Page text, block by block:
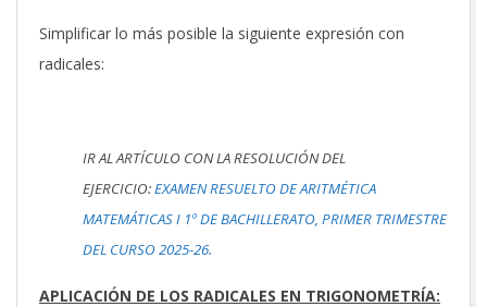
Simplificar lo más posible la siguiente expresión con
radicales:
IR AL ARTÍCULO CON LA RESOLUCIÓN DEL
EJERCICIO:EXAMEN RESUELTO DE ARITMÉTICA
MATEMÁTICAS I 1º DE BACHILLERATO, PRIMER TRIMESTRE
DEL CURSO 2025-26.
APLICACIÓN DE LOS RADICALES EN TRIGONOMETRÍA: